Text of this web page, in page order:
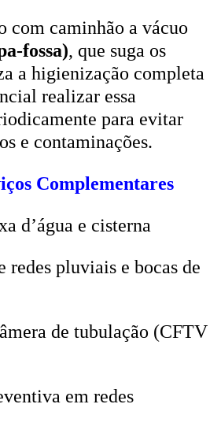
com caminhão a vácuo
fossa), que suga os
a higienização completa
realizar essa
para evitar
e contaminações.
Complementares
d’água e cisterna
redes pluviais e bocas de
de tubulação (CFTV
em redes